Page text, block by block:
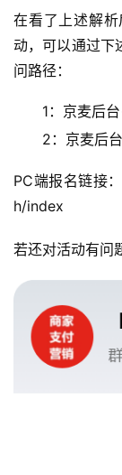
在看了上述解
动，可以通过下
问路径：
1：京麦后
2：京麦后
PC端报名链接
h/index
若还对活动有问